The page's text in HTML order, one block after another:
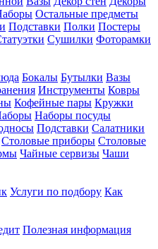
Остальные предметы
Подставки Полки Постеры
Сушилки Фоторамки
Бокалы Бутылки Вазы
Инструменты Ковры
Кофейные пары Кружки
Наборы посуды
Подставки Салатники
Столовые приборы Столовые
Чайные сервизы Чаши
Услуги по подбору Как
Полезная информация